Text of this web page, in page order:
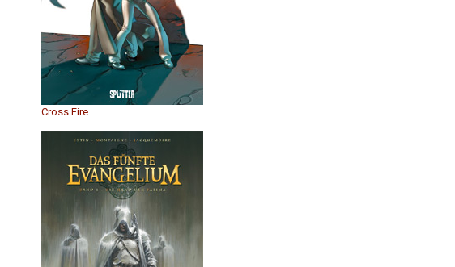
Cross Fire